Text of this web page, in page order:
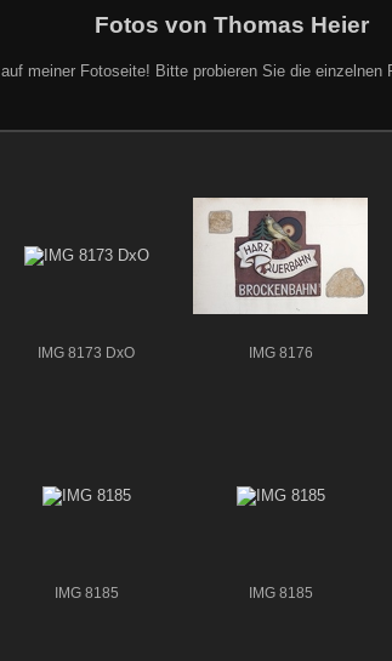
Fotos von Thomas Heier
meiner Fotoseite! Bitte probieren Sie die einzelnen
IMG 8173 DxO IMG 8176
IMG 8185 IMG 8185